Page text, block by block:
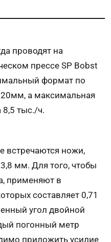
проводят на
прессе SP Bobst
формат по
а максимальная
8,5 тыс./ч.
встречаются ножи,
мм. Для того, чтобы
применяют в
составляет 0,71
угол двойной
погонный метр
приложить усилие